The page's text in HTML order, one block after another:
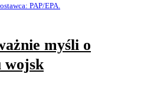
fot. EPA/AARON SCHWARTZ / POOL Dostawca: PAP/EPA.
myśli o
wojsk